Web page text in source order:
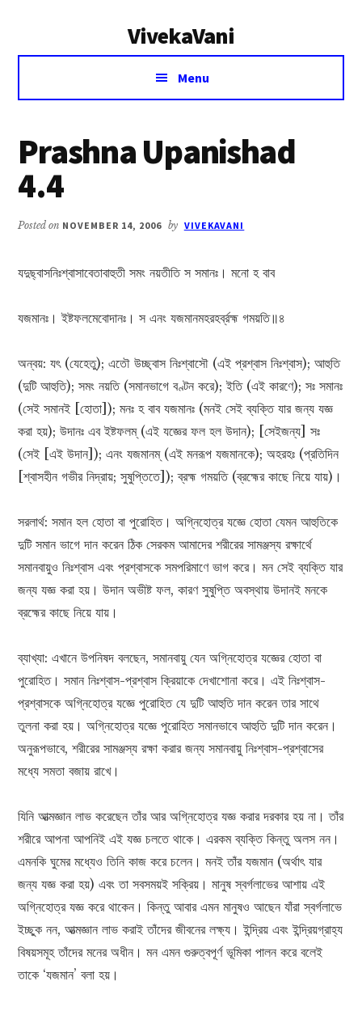
VivekaVani
Voice
Vivekananda
Menu
Prashna Upanishad
4.4
Posted on NOVEMBER 14, 2006 by VIVEKAVANI
যদুছ্বাসনিঃশ্বাসাবেতাবাহুতী সমং নয়তীতি স সমানঃ। মনো হ বাব
যজমানঃ। ইষ্টফলমেবোদানঃ। স এনং যজমানমহরহর্ব্রহ্ম গময়তি॥৪
অন্বয়: যৎ (যেহেতু); এতৌ উচ্ছ্বাস নিঃশ্বাসৌ (এই প্রশ্বাস নিঃশ্বাস); আহুতি
(দুটি আহুতি); সমং নয়তি (সমানভাগে বণ্টন করে); ইতি (এই কারণে); সঃ সমানঃ
(সেই সমানই [হোতা]); মনঃ হ বাব যজমানঃ (মনই সেই ব্যক্তি যার জন্য যজ্ঞ
করা হয়); উদানঃ এব ইষ্টফলম্‌ (এই যজ্ঞের ফল হল উদান); [সেইজন্য] সঃ
(সেই [এই উদান]); এনং যজমানম্‌ (এই মনরূপ যজমানকে); অহরহঃ (প্রতিদিন
[শ্বাসহীন গভীর নিদ্রায়; সুষুপ্তিতে]); ব্রহ্ম গময়তি (ব্রহ্মের কাছে নিয়ে যায়)।
সরলার্থ: সমান হল হোতা বা পুরোহিত। অগ্নিহোত্র যজ্ঞে হোতা যেমন আহুতিকে
দুটি সমান ভাগে দান করেন ঠিক সেরকম আমাদের শরীরের সামঞ্জস্য রক্ষার্থে
সমানবায়ুও নিঃশ্বাস এবং প্রশ্বাসকে সমপরিমাণে ভাগ করে। মন সেই ব্যক্তি যার
জন্য যজ্ঞ করা হয়। উদান অভীষ্ট ফল, কারণ সুষুপ্তি অবস্থায় উদানই মনকে
ব্রহ্মের কাছে নিয়ে যায়।
ব্যাখ্যা: এখানে উপনিষদ বলছেন, সমানবায়ু যেন অগ্নিহোত্র যজ্ঞের হোতা বা
পুরোহিত। সমান নিঃশ্বাস-প্রশ্বাস ক্রিয়াকে দেখাশোনা করে। এই নিঃশ্বাস-
প্রশ্বাসকে অগ্নিহোত্র যজ্ঞে পুরোহিত যে দুটি আহুতি দান করেন তার সাথে
তুলনা করা হয়। অগ্নিহোত্র যজ্ঞে পুরোহিত সমানভাবে আহুতি দুটি দান করেন।
অনুরূপভাবে, শরীরের সামঞ্জস্য রক্ষা করার জন্য সমানবায়ু নিঃশ্বাস-প্রশ্বাসের
মধ্যে সমতা বজায় রাখে।
যিনি আত্মজ্ঞান লাভ করেছেন তাঁর আর অগ্নিহোত্র যজ্ঞ করার দরকার হয় না। তাঁর
শরীরে আপনা আপনিই এই যজ্ঞ চলতে থাকে। এরকম ব্যক্তি কিন্তু অলস নন।
এমনকি ঘুমের মধ্যেও তিনি কাজ করে চলেন। মনই তাঁর যজমান (অর্থাৎ যার
জন্য যজ্ঞ করা হয়) এবং তা সবসময়ই সক্রিয়। মানুষ স্বর্গলাভের আশায় এই
অগ্নিহোত্র যজ্ঞ করে থাকেন। কিন্তু আবার এমন মানুষও আছেন যাঁরা স্বর্গলাভে
ইচ্ছুক নন, আত্মজ্ঞান লাভ করাই তাঁদের জীবনের লক্ষ্য। ইন্দ্রিয় এবং ইন্দ্রিয়গ্রাহ্য
বিষয়সমূহ তাঁদের মনের অধীন। মন এমন গুরুত্বপূর্ণ ভূমিকা পালন করে বলেই
তাকে ‘যজমান’ বলা হয়।